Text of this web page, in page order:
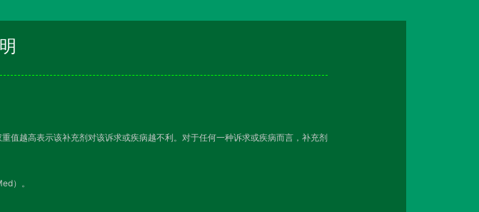
值越高表示该补充剂对该诉求或疾病越不利。对于任何一种诉求或疾病而言，补充剂
）。